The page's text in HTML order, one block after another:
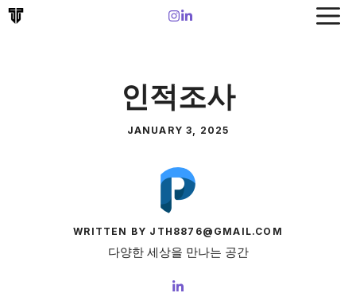
Skip
인적조사
JANUARY 3, 2025
WRITTEN BY JTH8876@GMAIL.COM
다양한 세상을 만나는 공간